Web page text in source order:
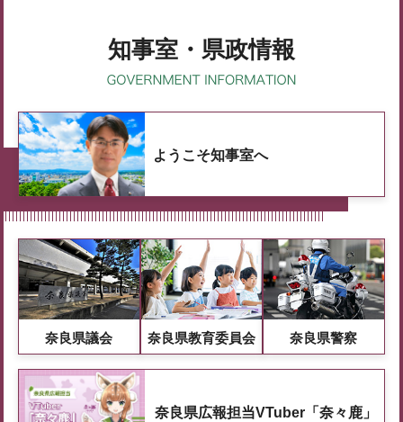
知事室・県政情報
ようこそ知事室へ
奈良県議会 奈良県教育委員会 奈良県警察
奈良県広報担当VTuber「奈々鹿」